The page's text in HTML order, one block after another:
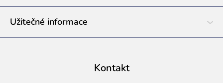
Užitečné informace
Kontakt